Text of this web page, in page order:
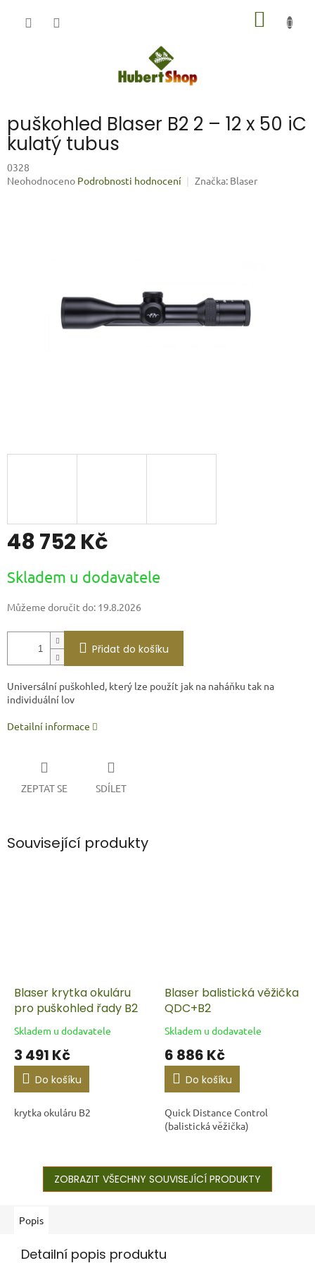
puškohled Blaser B2 2 – 12 x 50 iC
kulatý tubus
0328
Průměrné
Neohodnoceno Podrobnosti hodnocení Značka: Blaser
48 752 Kč
cena:
Skladem u dodavatele
Můžeme doručit do: 19.8.2026
Přidat do košíku
Universální puškohled, který lze použít jak na naháňku tak na
individuální lov
Detailní informace
ZEPTAT SE SDÍLET
Související produkty
Blaser krytka okuláru
pro puškohled řady B2
Skladem u dodavatele
3 491 Kč
Do košíku
krytka okuláru B2
Blaser balistická věžička
QDC+B2
Skladem u dodavatele
6 886 Kč
Do košíku
Quick Distance Control
(balistická věžička)
ZOBRAZIT VŠECHNY SOUVISEJÍCÍ PRODUKTY
Popis
Detailní popis produktu